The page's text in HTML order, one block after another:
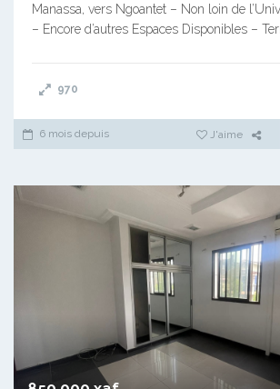
Manassa, vers Ngoantet – Non loin de
– Encore d’autres Espaces Disponibles –
970
6 mois depuis J'aime